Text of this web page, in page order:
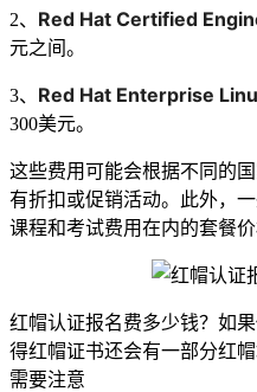
2、 Red Hat Certified
元之间。
3、 Red Hat Enterprise
300美元。
这些费用可能会根据不同的
有折扣或促销活动。此外，
课程和考试费用在内的套餐价
红帽认证报名费多少钱？如
得红帽证书还会有一部分红
需要注意